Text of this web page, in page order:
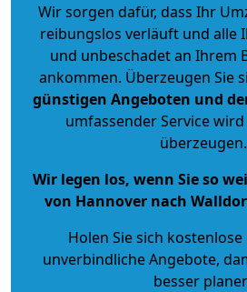
Wir sorgen dafür, dass Ihr
reibungslos verläuft und alle
und unbeschadet an Ihrem
ankommen. Überzeugen Sie
günstigen Angeboten und
umfassender Service
überzeugen.
Wir legen los, wenn Sie so
von Hannover nach
Holen Sie sich
unverbindliche Angebote,
besser